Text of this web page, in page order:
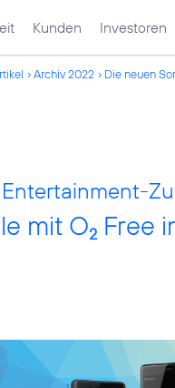
Kunden Investoren
Archiv 2022 Die neuen
mit O2 Free